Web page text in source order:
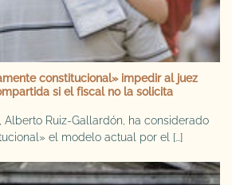
constitucional» impedir al juez
si el fiscal no la solicita
Alberto Ruiz-Gallardón, ha considerado
el modelo actual por el [...]